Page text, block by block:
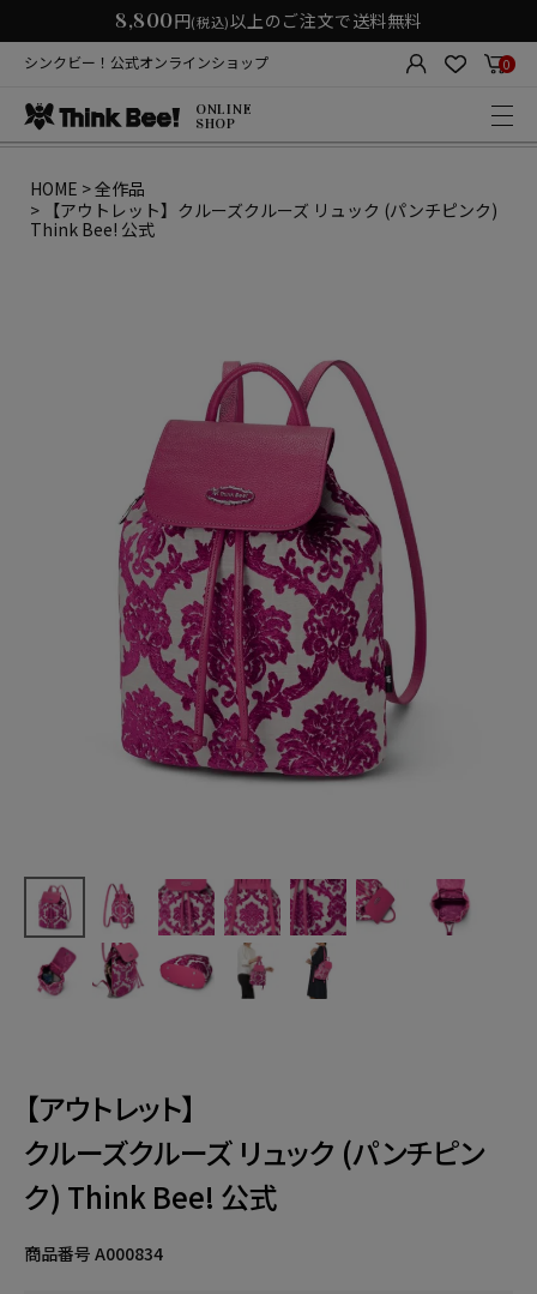
8,800円(税込)以上のご注文で送料無料
シンクビー！公式オンラインショップ 0
ONLINE
SHOP
HOME
全作品
【アウトレット】クルーズクルーズ リュック (パンチピンク)
Think Bee! 公式
【アウトレット】
クルーズクルーズ リュック (パンチピン
ク) Think Bee! 公式
商品番号 A000834